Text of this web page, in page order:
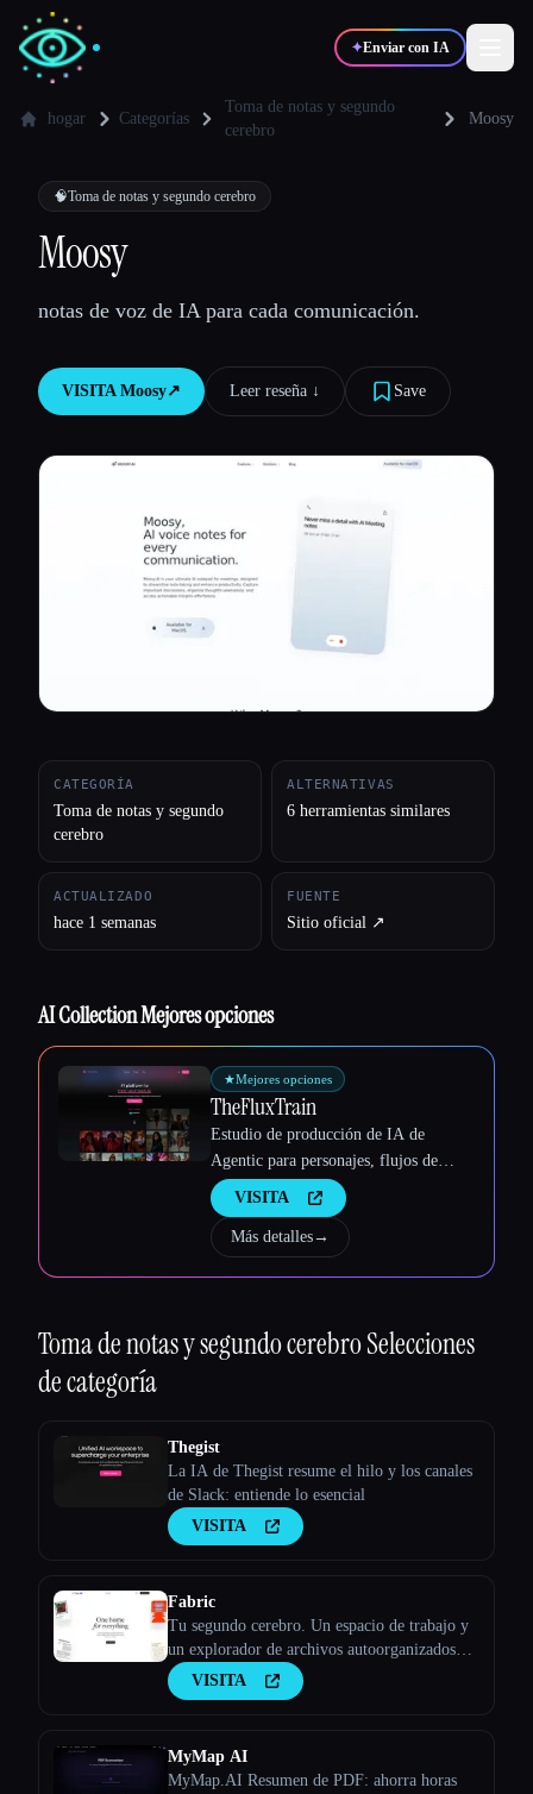
✦Enviar con IA
💻Desarrolladores
Blog
Comparar herramientas
Todas las categorías
Esc
hogar Categorías
Toma de notas y segundo
cerebro
Moosy
🧠Toma de notas y segundo cerebro
Moosy
notas de voz de IA para cada comunicación.
VISITA Moosy↗︎ Leer reseña ↓︎ Save
CATEGORÍA
Toma de notas y segundo
cerebro
ALTERNATIVAS
6 herramientas similares
ACTUALIZADO
hace 1 semanas
FUENTE
Sitio oficial ↗︎
AI Collection Mejores opciones
★Mejores opciones
TheFluxTrain
Estudio de producción de IA de
Agentic para personajes, flujos de
trabajo y vídeos coherentes
VISITA
Más detalles→
Toma de notas y segundo cerebroSelecciones
de categoría
Thegist
La IA de Thegist resume el hilo y los canales
de Slack: entiende lo esencial
VISITA
Fabric
Tu segundo cerebro. Un espacio de trabajo y
un explorador de archivos autoorganizados
del futuro.
VISITA
MyMap AI
MyMap.AI Resumen de PDF: ahorra horas